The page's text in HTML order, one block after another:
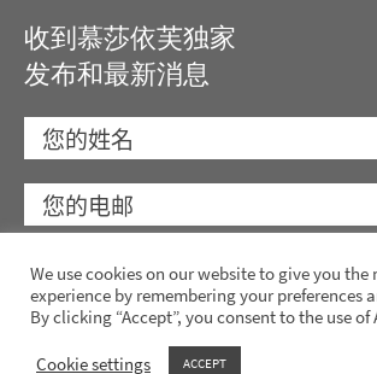
收到慕莎依芙独家
发布和最新消息
We use cookies on our website to give you the
experience by remembering your preferences
By clicking “Accept”, you consent to the use of
Cookie settings ACCEPT